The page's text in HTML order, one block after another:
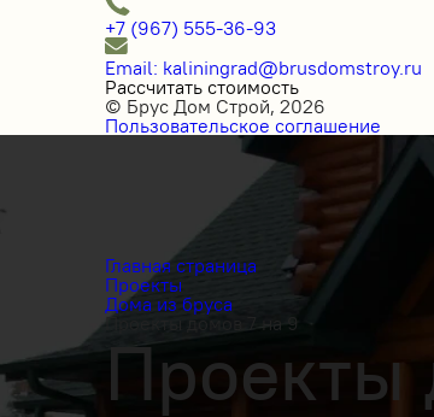
+7 (967) 555-36-93
Email: kaliningrad@brusdomstroy.ru
Рассчитать стоимость
© Брус Дом Строй, 2026
Пользовательское соглашение
Главная страница
Проекты
Дома из бруса
Проекты домов 7 на 9
Проекты